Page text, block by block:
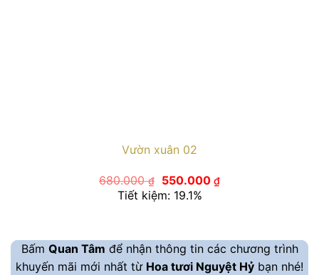
Vườn xuân 02
680.000₫
Giá
gốc
là:
550.000 ₫Giá
hiện
Tiết kiệm: 19.1%
Bấm Quan Tâm để nhận thông tin các chương trình
khuyến mãi mới nhất từ Hoa tươi Nguyệt Hỷ bạn nhé!